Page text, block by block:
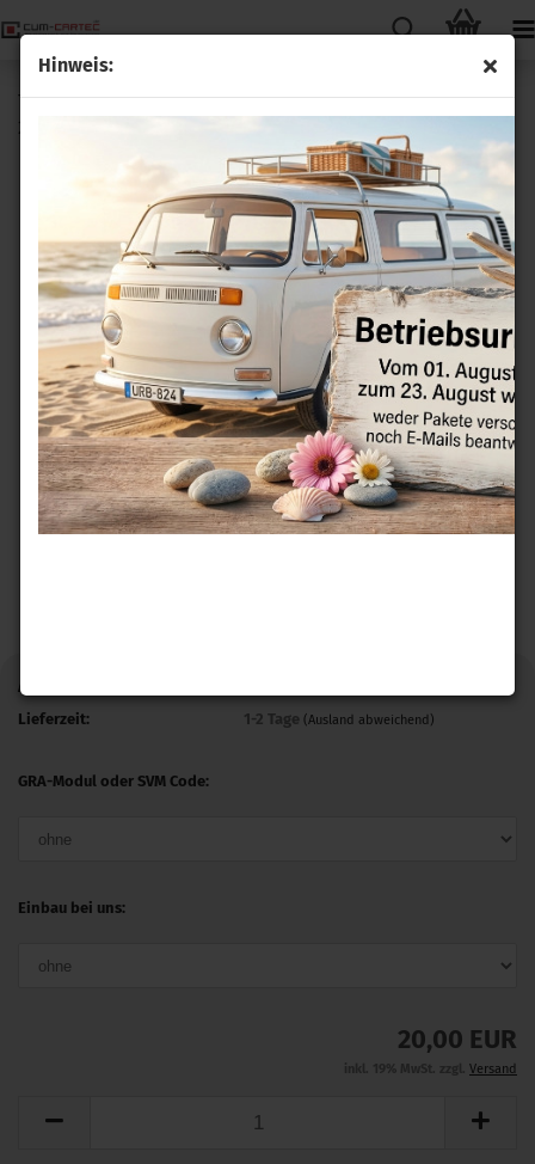
Hinweis:
Tempomat GRA Anschlussleitung für VW Golf 7 Bj. 2013 -
2021
Art.Nr.:
Lieferzeit:
1-2 Tage(Ausland abweichend)
GRA-Modul oder SVM Code:
Einbau bei uns:
20,00 EUR
Versand